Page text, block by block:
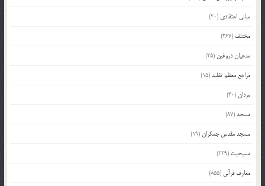
مبانی اعتقادی (20)
مختلف (367)
مدعیان دروغین (25)
مراجع معظم تقلید(15)
مردان(40)
مسجد(87)
مسجد مقدس جمکران(19)
مسیحیت (229)
معارف قرآنی (855)